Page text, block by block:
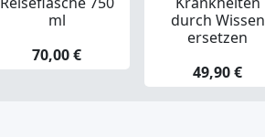
ml
70,00 €
durch Wissen
ersetzen
49,90 €